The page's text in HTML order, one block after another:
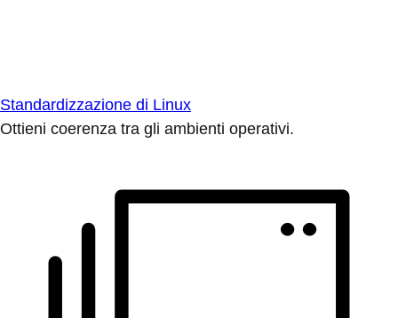
Standardizzazione di Linux
Ottieni coerenza tra gli ambienti operativi.